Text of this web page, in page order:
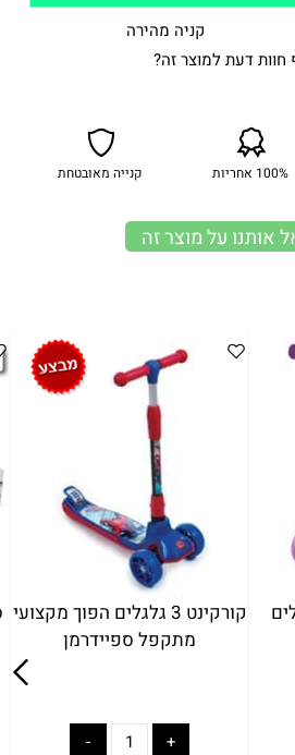
קניה מהירה
דעת למוצר זה?
100% אחריות קנייה מאובטחת
אותנו על מוצר זה
קורקינט 3 גלגלים הפוך מקצועי
מתקפל ספיידרמן
3 גלגלים